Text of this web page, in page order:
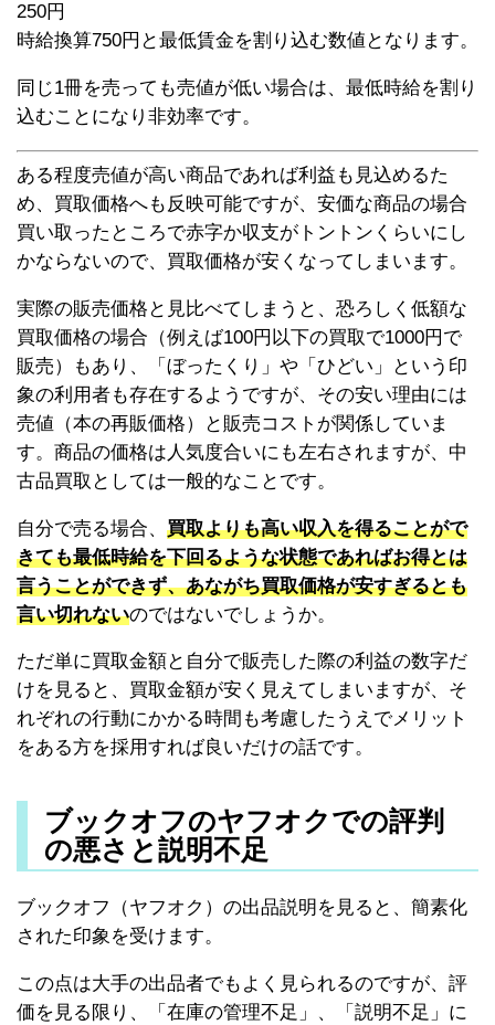
250円
時給換算750円と最低賃金を割り込む数値となります。
同じ1冊を売っても売値が低い場合は、最低時給を割り
込むことになり非効率です。
ある程度売値が高い商品であれば利益も見込めるた
め、買取価格へも反映可能ですが、安価な商品の場合
買い取ったところで赤字か収支がトントンくらいにし
かならないので、買取価格が安くなってしまいます。
実際の販売価格と見比べてしまうと、恐ろしく低額な
買取価格の場合（例えば100円以下の買取で1000円で
販売）もあり、「ぼったくり」や「ひどい」という印
象の利用者も存在するようですが、その安い理由には
売値（本の再販価格）と販売コストが関係していま
す。商品の価格は人気度合いにも左右されますが、中
古品買取としては一般的なことです。
自分で売る場合、 買取よりも高い収入を得ることがで
きても最低時給を下回るような状態であればお得とは
言うことができず、あながち買取価格が安すぎるとも
言い切れないのではないでしょうか。
ただ単に買取金額と自分で販売した際の利益の数字だ
けを見ると、買取金額が安く見えてしまいますが、そ
れぞれの行動にかかる時間も考慮したうえでメリット
をある方を採用すれば良いだけの話です。
ブックオフのヤフオクでの評判
の悪さと説明不足
ブックオフ（ヤフオク）の出品説明を見ると、簡素化
された印象を受けます。
この点は大手の出品者でもよく見られるのですが、評
価を見る限り、「在庫の管理不足」、「説明不足」に